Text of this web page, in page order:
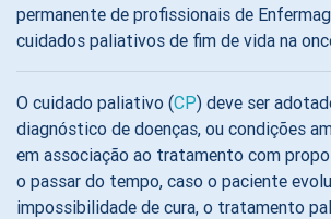
permanente de profissionais de
cuidados paliativos de fim de vida na
O cuidado paliativo (CP) deve ser
diagnóstico de doenças, ou condições
em associação ao tratamento com
o passar do tempo, caso o paciente
impossibilidade de cura, o tratamento